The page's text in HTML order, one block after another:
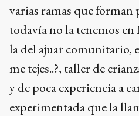
varias ramas que
todavía no la tenemos
la del ajuar comunitario,
me tejes..?, taller de
y de poca experiencia a
experimentada que la